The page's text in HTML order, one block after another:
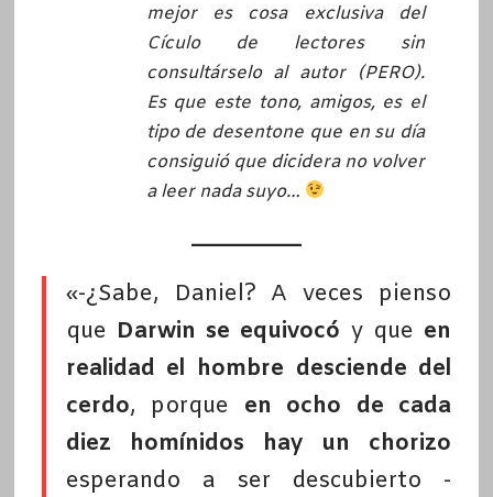
mejor es cosa exclusiva del
Cículo de lectores sin
consultárselo al autor (PERO).
Es que este tono, amigos, es el
tipo de desentone que en su día
consiguió que dicidera no volver
a leer nada suyo…
«-¿Sabe, Daniel? A veces pienso
que Darwin se equivocó y que en
realidad el hombre desciende del
cerdo, porque en ocho de cada
diez homínidos hay un chorizo
esperando a ser descubierto -